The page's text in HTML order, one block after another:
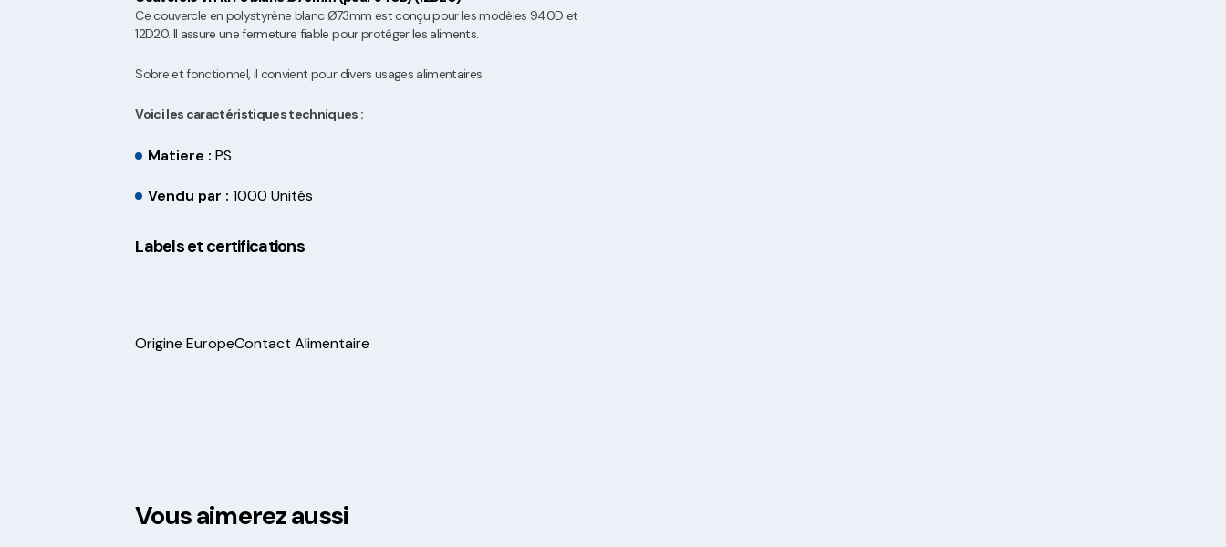
Ce couvercle en polystyrène blanc Ø73mm est conçu pour les modèles 940D et
12D20. Il assure une fermeture fiable pour protéger les aliments.
Sobre et fonctionnel, il convient pour divers usages alimentaires.
Voici les caractéristiques techniques :
Matiere :PS
Vendu par :1000 Unités
Labels et certifications
Origine EuropeContact Alimentaire
Vous aimerez aussi